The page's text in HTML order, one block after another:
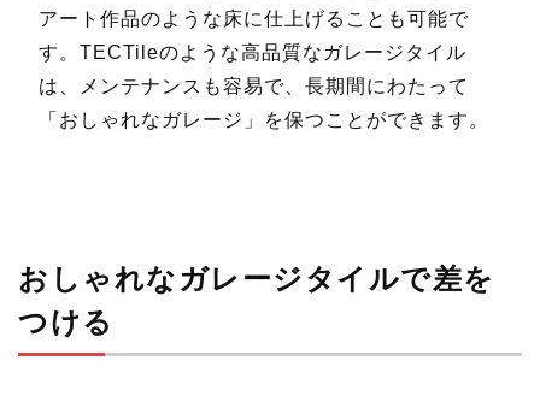
アート作品のような床に仕上げることも可能で
す。TECTileのような高品質なガレージタイル
は、メンテナンスも容易で、長期間にわたって
「おしゃれなガレージ」を保つことができます。
おしゃれなガレージタイルで差を
つける